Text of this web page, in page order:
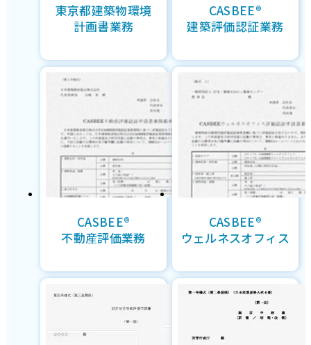
東京都建築物環境
計画書業務
CASBEE®
建築評価認証業務
CASBEE®
不動産評価業務
CASBEE®
ウェルネスオフィス